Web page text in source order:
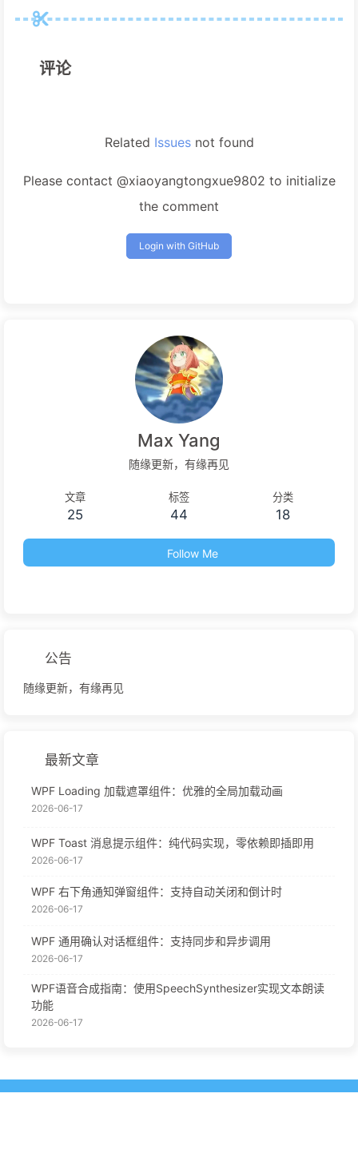
评论
Related Issuesnot found
Please contact @xiaoyangtongxue9802 to initialize
the comment
Login with GitHub
Max Yang
随缘更新，有缘再见
文章
25
标签
44
分类
18
Follow Me
公告
随缘更新，有缘再见
最新文章
WPF Loading 加载遮罩组件：优雅的全局加载动画
2026-06-17
WPF Toast 消息提示组件：纯代码实现，零依赖即插即用
2026-06-17
WPF 右下角通知弹窗组件：支持自动关闭和倒计时
2026-06-17
WPF 通用确认对话框组件：支持同步和异步调用
2026-06-17
WPF语音合成指南：使用SpeechSynthesizer实现文本朗读
功能
2026-06-17